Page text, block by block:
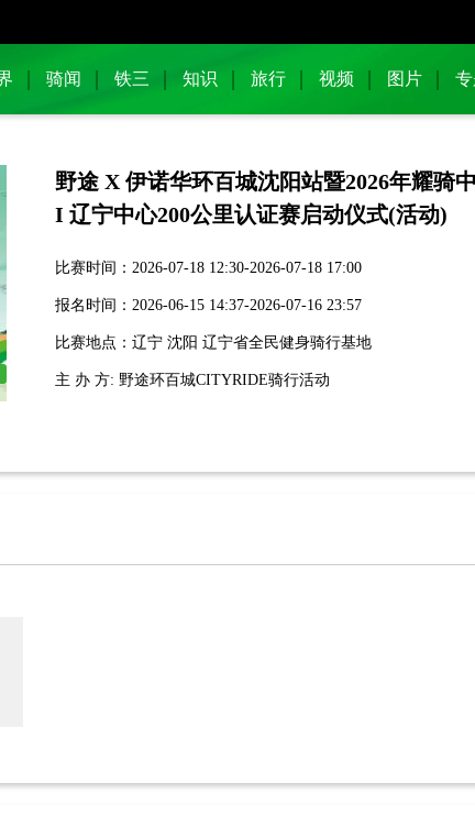
骑闻 铁三 知识 旅行 视频 图片
野途 X 伊诺华环百城沈阳站暨2026年耀骑
I 辽宁中心200公里认证赛启动仪式(活动)
比赛时间：2026-07-18 12:30-2026-07-18 17:00
报名时间：2026-06-15 14:37-2026-07-16 23:57
比赛地点：辽宁 沈阳 辽宁省全民健身骑行基地
主 办 方: 野途环百城CITYRIDE骑行活动